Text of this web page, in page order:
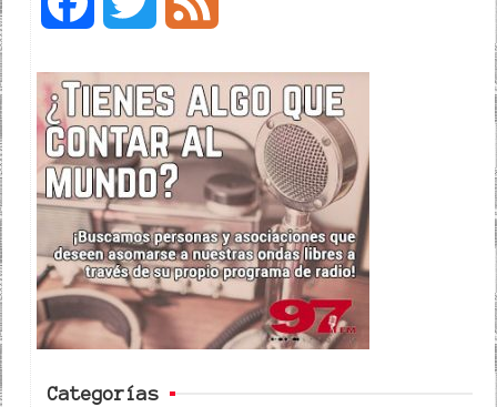
c
e
b
o
o
i
t
t
e
e
d
Categorías